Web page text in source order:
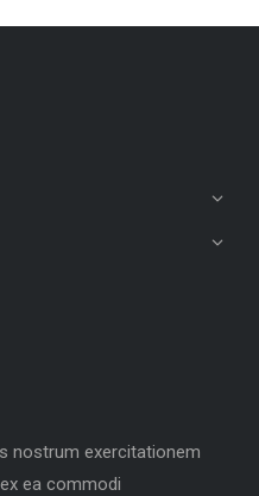
nostrum exercitationem
ea commodi